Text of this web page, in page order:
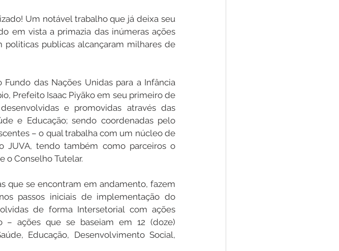
Um notável trabalho que já deixa seu
em vista a primazia das inúmeras ações
publicas alcançaram milhares de
das Nações Unidas para a Infância
Prefeito Isaac Piyãko em seu primeiro de
e promovidas através das
e Educação; sendo coordenadas pelo
– o qual trabalha com um núcleo de
JUVA, tendo também como parceiros o
o Conselho Tutelar.
que se encontram em andamento, fazem
passos iniciais de implementação do
de forma Intersetorial com ações
– ações que se baseiam em 12 (doze)
Educação, Desenvolvimento Social,